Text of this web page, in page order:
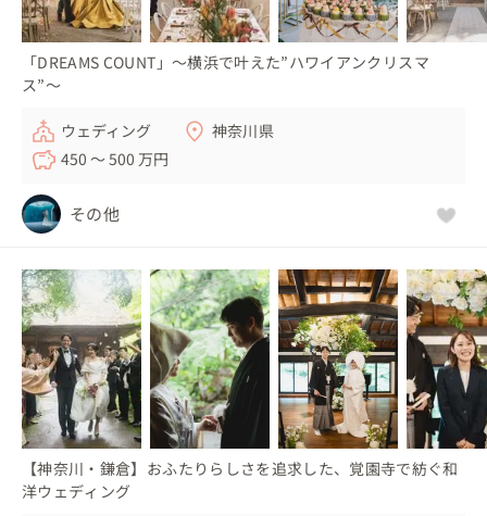
「DREAMS COUNT」～横浜で叶えた”ハワイアンクリスマ
ス”～
ウェディング
神奈川県
450 〜 500 万円
その他
【神奈川・鎌倉】おふたりらしさを追求した、覚園寺で紡ぐ和
洋ウェディング